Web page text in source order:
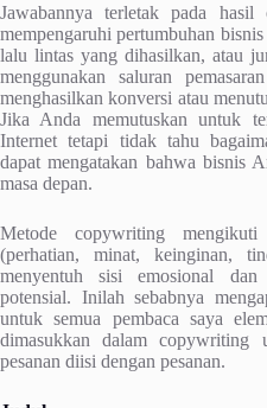
Jawabannya terletak pada hasil
mempengaruhi pertumbuhan
lalu lintas yang dihasilkan, atau
menggunakan saluran
menghasilkan konversi atau
Jika Anda memutuskan untuk
Internet tetapi tidak tahu
dapat mengatakan bahwa bisnis
masa depan.
Metode copywriting
(perhatian, minat, keinginan,
menyentuh sisi emosional
potensial. Inilah sebabnya
untuk semua pembaca saya
dimasukkan dalam copywriting
pesanan diisi dengan pesanan.